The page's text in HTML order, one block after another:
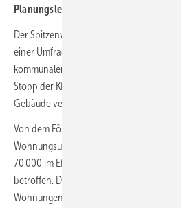
Planungsleistungen sind wohl verloren.
Der Spitzenverband der
einer Umfrage unter den rund 3000
kommunalen und privaten
Stopp der KfW-Programme in der
Gebäude veröffentlicht:
Von dem Förderstopp sind demnach
Wohnungsunternehmen 145 000 neuen
70 000 im Effizienzstandard 40 und 75
betroffen. Der Großteil der im EH-40-
Wohnungen sollte ursprünglich im EH-